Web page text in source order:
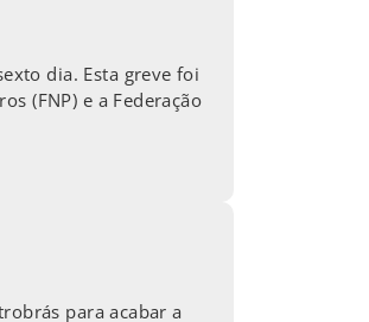
dia. Esta greve foi
(FNP) e a Federação
para acabar a